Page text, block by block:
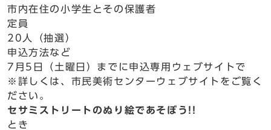
市内在住の小学生とその保護者
定員
20人（抽選）
申込方法など
7月5日（土曜日）までに申込専用ウェブサイトで
※詳しくは、市民美術センターウェブサイトをご覧く
ださい。
セサミストリートのぬり絵であそぼう!!
とき